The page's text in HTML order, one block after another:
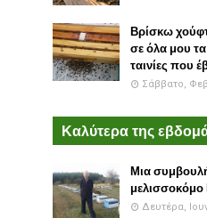
Βρίσκω
σε όλα μου τα
ταινίες που
Σάββατο,
Καλύτερα της
Μια
Δευτέρα,